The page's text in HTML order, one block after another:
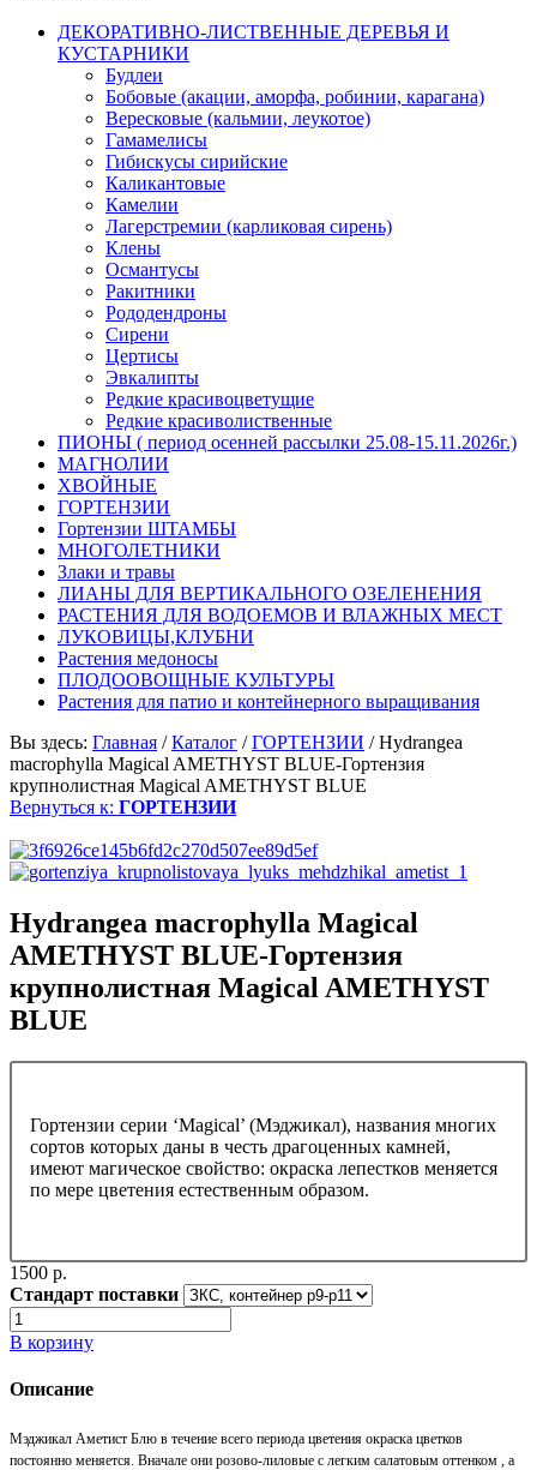
ДЕКОРАТИВНО-ЛИСТВЕННЫЕ ДЕРЕВЬЯ И
КУСТАРНИКИ
Будлеи
Бобовые (акации, аморфа, робинии, карагана)
Вересковые (кальмии, леукотое)
Гамамелисы
Гибискусы сирийские
Каликантовые
Камелии
Лагерстремии (карликовая сирень)
Клены
Османтусы
Ракитники
Рододендроны
Сирени
Цертисы
Эвкалипты
Редкие красивоцветущие
Редкие красиволиственные
ПИОНЫ ( период осенней рассылки 25.08-15.11.2026г.)
МАГНОЛИИ
ХВОЙНЫЕ
ГОРТЕНЗИИ
Гортензии ШТАМБЫ
МНОГОЛЕТНИКИ
Злаки и травы
ЛИАНЫ ДЛЯ ВЕРТИКАЛЬНОГО ОЗЕЛЕНЕНИЯ
РАСТЕНИЯ ДЛЯ ВОДОЕМОВ И ВЛАЖНЫХ МЕСТ
ЛУКОВИЦЫ,КЛУБНИ
Растения медоносы
ПЛОДООВОЩНЫЕ КУЛЬТУРЫ
Растения для патио и контейнерного выращивания
Вы здесь: Главная /Каталог /ГОРТЕНЗИИ /Hydrangea
macrophylla Magical AMETHYST BLUE-Гортензия
крупнолистная Magical AMETHYST BLUE
Вернуться к: ГОРТЕНЗИИ
Hydrangea macrophylla Magical
AMETHYST BLUE-Гортензия
крупнолистная Magical AMETHYST
BLUE
Гортензии серии ‘Magical’ (Мэджикал), названия многих
сортов которых даны в честь драгоценных камней,
имеют магическое свойство: окраска лепестков меняется
по мере цветения естественным образом.
1500 p.
Стандарт поставки
В корзину
Описание
Мэджикал Аметист Блю в течение всего периода цветения окраска цветков
постоянно меняется. Вначале они розово-лиловые с легким салатовым оттенком , а